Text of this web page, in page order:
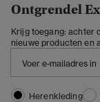
Ontgrendel
Krijg toegang: achter
nieuwe producten en
Herenkleding